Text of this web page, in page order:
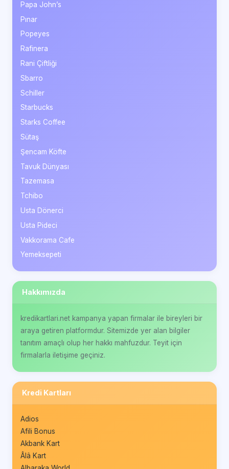
Papa John’s
Pınar
Popeyes
Rafinera
Rani Çiftliği
Sbarro
Schiller
Starbucks
Starks Coffee
Sütaş
Şencam Köfte
Tavuk Dünyası
Tazemasa
Tchibo
Usta Dönerci
Usta Pideci
Vakkorama Cafe
Yemeksepeti
Hakkımızda
kredikartlari.net kampanya yapan firmalar ile bireyleri bir
araya getiren platformdur. Sitemizde yer alan bilgiler
tanıtım amaçlı olup her hakkı mahfuzdur. Teyit için
firmalarla iletişime geçiniz.
Kredi Kartları
Adios
Afili Bonus
Akbank Kart
Âlâ Kart